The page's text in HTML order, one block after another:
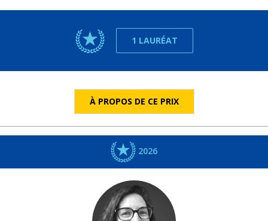
1 LAURÉAT
À PROPOS DE CE PRIX
2026